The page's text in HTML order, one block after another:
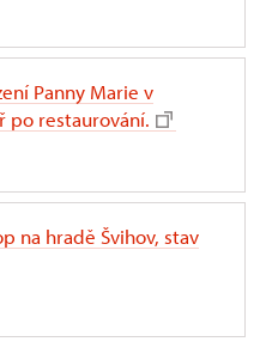
Panny Marie v
po restaurování.
na hradě Švihov, stav